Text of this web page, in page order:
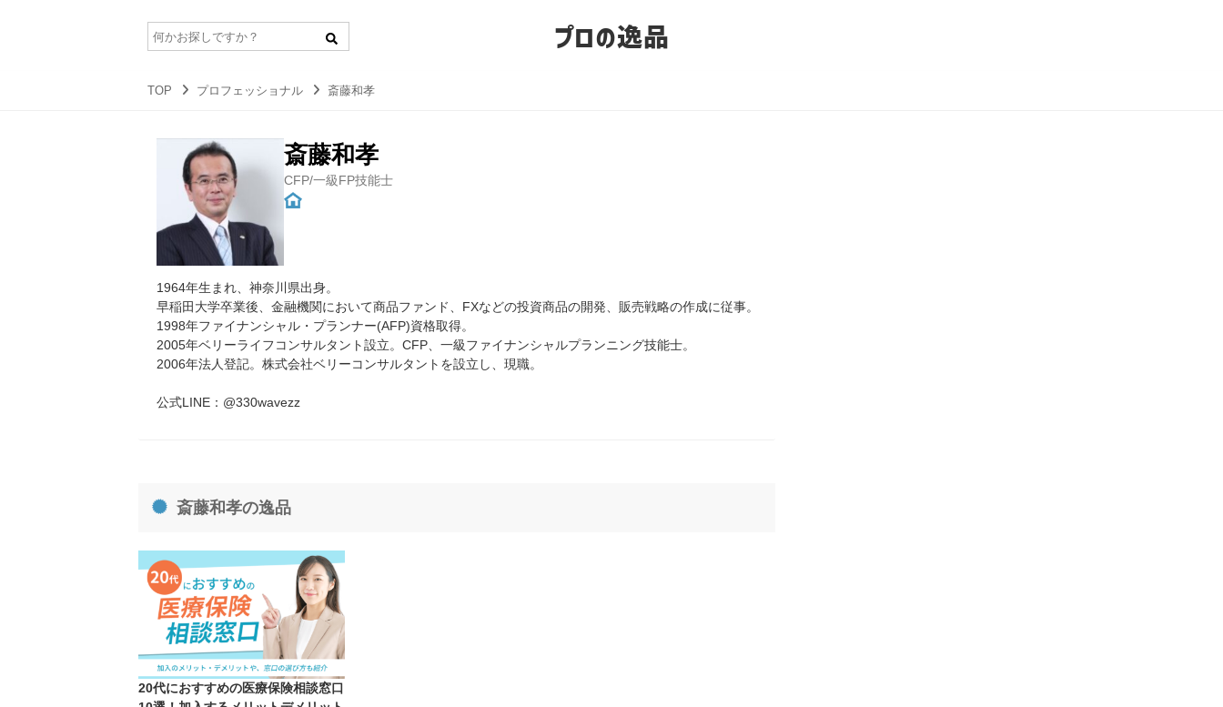
プロの逸品
TOP プロフェッショナル 斎藤和孝
斎藤和孝
CFP/一級FP技能士
1964年生まれ、神奈川県出身。
早稲田大学卒業後、金融機関において商品ファンド、FXなどの投資商品の開発、販売戦略の作成に従事。
1998年ファイナンシャル・プランナー(AFP)資格取得。
2005年ベリーライフコンサルタント設立。CFP、一級ファイナンシャルプランニング技能士。
2006年法人登記。株式会社ベリーコンサルタントを設立し、現職。
公式LINE：@330wavezz
斎藤和孝の逸品
20代におすすめの医療保険相談窓口